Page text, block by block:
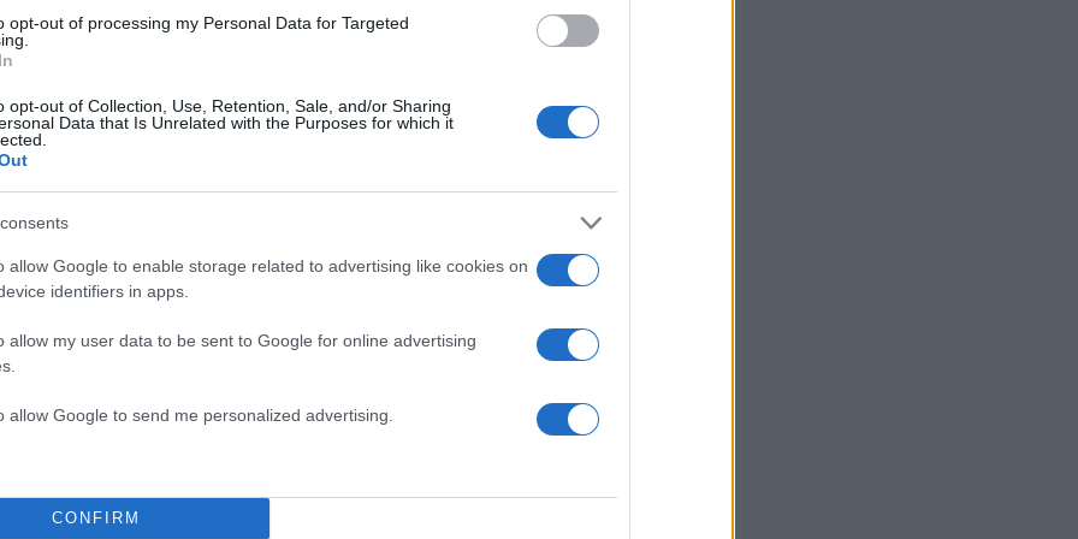
opt-out of processing my Personal Data for Targeted
opt-out of Collection, Use, Retention, Sale, and/or Sharing
Data that Is Unrelated with the Purposes for which it
allow Google to enable storage related to advertising like cookies on
identifiers in apps.
allow my user data to be sent to Google for online advertising
allow Google to send me personalized advertising.
CONFIRM
50 /50
2000 /2000
από reCAPTCHA, ισχύουν